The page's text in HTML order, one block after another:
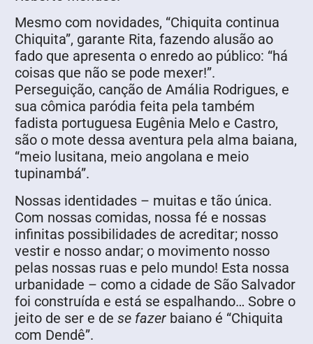
Mesmo com novidades, “Chiquita continua
Chiquita”, garante Rita, fazendo alusão ao
fado que apresenta o enredo ao público: “há
coisas que não se pode mexer!”.
Perseguição, canção de Amália Rodrigues, e
sua cômica paródia feita pela também
fadista portuguesa Eugênia Melo e Castro,
são o mote dessa aventura pela alma baiana,
“meio lusitana, meio angolana e meio
tupinambá”.
Nossas identidades – muitas e tão única.
Com nossas comidas, nossa fé e nossas
infinitas possibilidades de acreditar; nosso
vestir e nosso andar; o movimento nosso
pelas nossas ruas e pelo mundo! Esta nossa
urbanidade – como a cidade de São Salvador
foi construída e está se espalhando… Sobre o
jeito de ser e de se fazer baiano é “Chiquita
com Dendê”.